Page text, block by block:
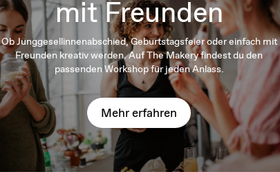
mit Freunden
Ob Junggesellinnenabschied, Geburtstagsfeier oder einfach mit
Freunden kreativ werden. Auf The Makery findest du den
passenden Workshop für jeden Anlass.
Mehr erfahren